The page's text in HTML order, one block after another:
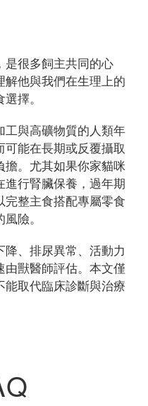
是很多飼主共同的心
他與我們在生理上的
擇。
與高礦物質的人類年
能在長期或反覆攝取
。尤其如果你家貓咪
行腎臟保養，過年期
整主食搭配專屬零食
險。
、排尿異常、活動力
獸醫師評估。本文僅
取代臨床診斷與治療